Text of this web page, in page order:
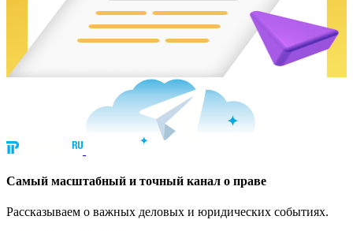
Cамый масштабный и точный канал о праве
Рассказываем о важных деловых и юридических событиях.